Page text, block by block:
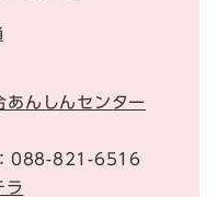
あんしんセンター
088-821-6516
ラ